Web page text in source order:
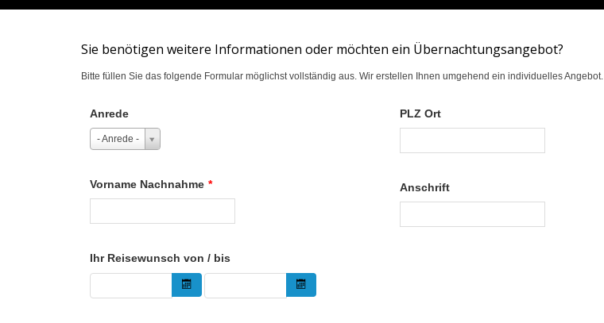
Sie benötigen weitere Informationen oder möchten ein Übernachtungsangebot?
Bitte füllen Sie das folgende Formular möglichst vollständig aus. Wir erstellen Ihnen umgehend ein individuelles Angebot.
Anrede
- Anrede -
Vorname Nachnahme *
Ihr Reisewunsch von / bis
PLZ Ort
Anschrift